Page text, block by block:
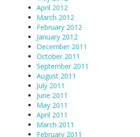
April 2012
March 2012
February 2012
January 2012
December 2011
October 2011
September 2011
August 2011
July 2011
June 2011
May 2011
April 2011
March 2011
February 2011